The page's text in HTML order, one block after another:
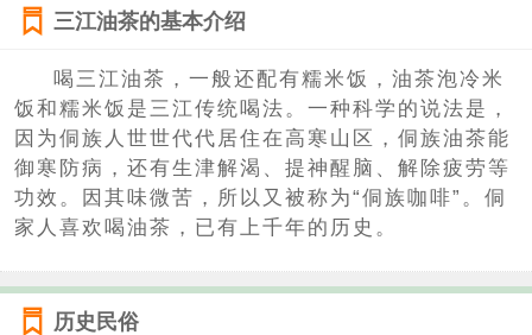
三江油茶的基本介绍
喝三江油茶，一般还配有糯米饭，油茶泡冷米
饭和糯米饭是三江传统喝法。一种科学的说法是，
因为侗族人世世代代居住在高寒山区，侗族油茶能
御寒防病，还有生津解渴、提神醒脑、解除疲劳等
功效。因其味微苦，所以又被称为“侗族咖啡”。侗
家人喜欢喝油茶，已有上千年的历史。
历史民俗